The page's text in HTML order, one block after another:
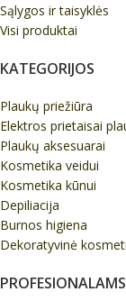
Sąlygos ir taisyklės
Visi produktai
KATEGORIJOS
Plaukų priežiūra
Elektros prietaisai
Plaukų aksesuarai
Kosmetika veidui
Kosmetika kūnui
Depiliacija
Burnos higiena
Dekoratyvinė
PROFESIONALAMS